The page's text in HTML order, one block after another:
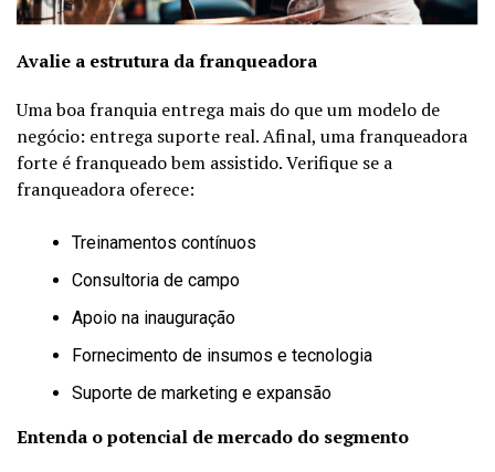
Avalie a estrutura da franqueadora
Uma boa franquia entrega mais do que um modelo de
negócio: entrega suporte real. Afinal, uma franqueadora
forte é franqueado bem assistido. Verifique se a
franqueadora oferece:
Treinamentos contínuos
Consultoria de campo
Apoio na inauguração
Fornecimento de insumos e tecnologia
Suporte de marketing e expansão
Entenda o potencial de mercado do segmento